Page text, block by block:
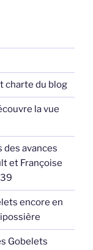
charte du blog
la vue
des avances
et Françoise
encore en
Gobelets